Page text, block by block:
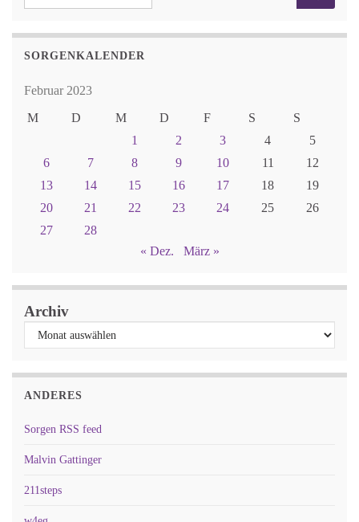
SORGENKALENDER
Februar 2023
M
D M D F S
S
1
2 3 4
5
6
7 8 9 10 11
12
13
14 15 16 17 18
19
20
21 22 23 24 25
26
27
28
« Dez.
März »
Archiv
ANDERES
Sorgen RSS feed
Malvin Gattinger
211steps